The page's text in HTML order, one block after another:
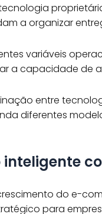
tecnologia
a organizar
variáveis
a capacidade de
entre
diferentes
inteligente
do e-
para